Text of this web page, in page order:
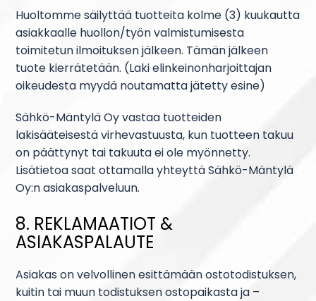
Huoltomme säilyttää tuotteita kolme (3) kuukautta
asiakkaalle huollon/työn valmistumisesta
toimitetun ilmoituksen jälkeen. Tämän jälkeen
tuote kierrätetään. (Laki elinkeinonharjoittajan
oikeudesta myydä noutamatta jätetty esine)
Sähkö-Mäntylä Oy vastaa tuotteiden
lakisääteisestä virhevastuusta, kun tuotteen takuu
on päättynyt tai takuuta ei ole myönnetty.
Lisätietoa saat ottamalla yhteyttä Sähkö-Mäntylä
Oy:n asiakaspalveluun.
8. REKLAMAATIOT &
ASIAKASPALAUTE
Asiakas on velvollinen esittämään ostotodistuksen,
kuitin tai muun todistuksen ostopaikasta ja –